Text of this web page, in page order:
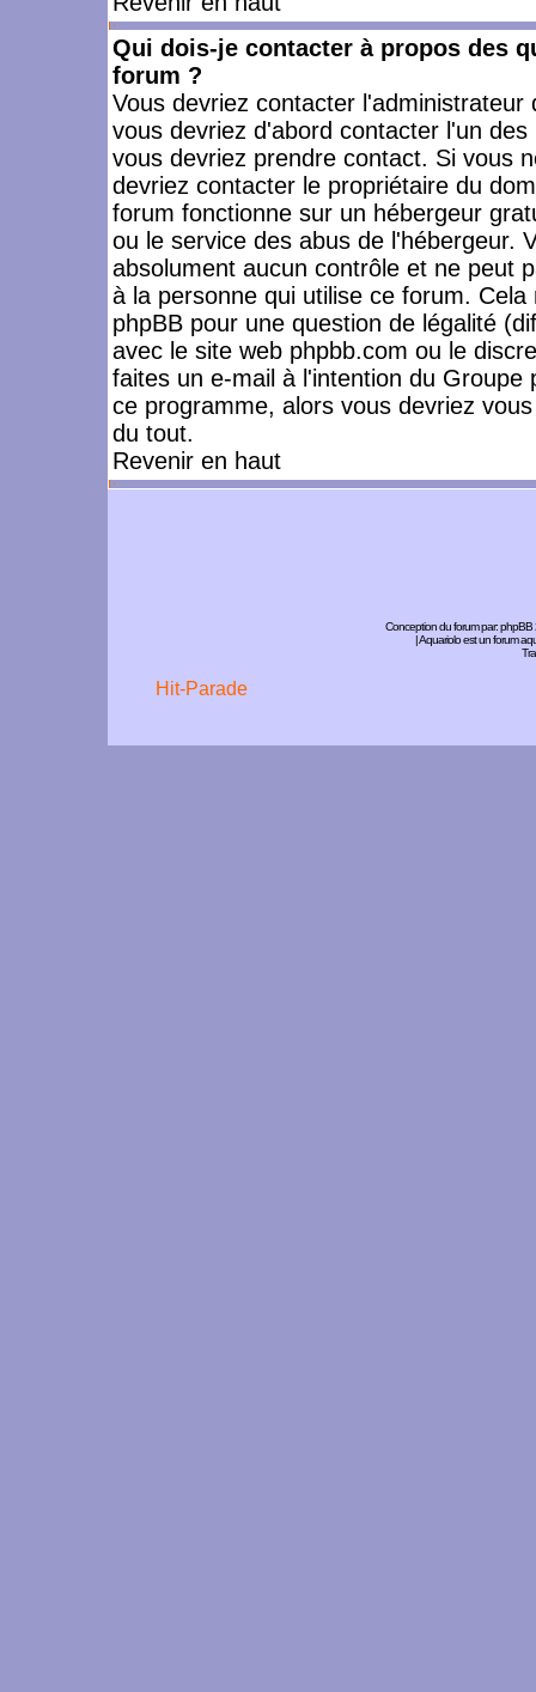
Qui dois-je contacter à propos des
forum ?
Vous devriez contacter
vous devriez d'abord contacter l'un
vous devriez prendre contact. Si vous
devriez contacter le propriétaire du
forum fonctionne sur un hébergeur
ou le service des abus de l'hébergeur.
absolument aucun contrôle et ne peut
à la personne qui utilise ce forum.
phpBB pour une question de légalité
avec le site web phpbb.com ou le
faites un e-mail à l'intention du
ce programme, alors vous devriez
du tout.
Revenir en haut
Conception du forum par:phpBB
| Aquariolo est un forum